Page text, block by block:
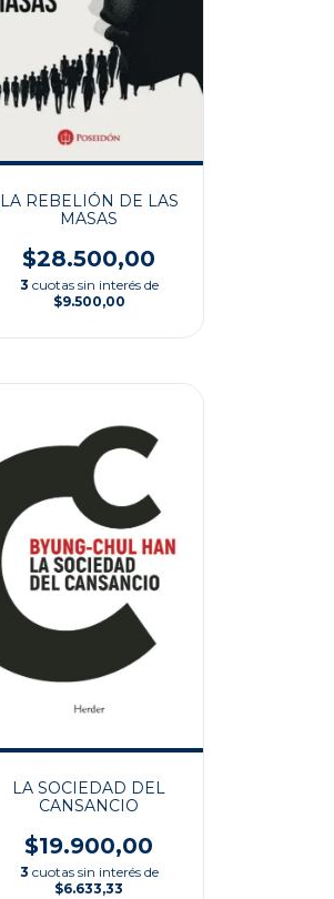
LA REBELIÓN DE LAS
MASAS
$28.500,00
3 cuotas sin interés de
$9.500,00
LA SOCIEDAD DEL
CANSANCIO
$19.900,00
3 cuotas sin interés de
$6.633,33